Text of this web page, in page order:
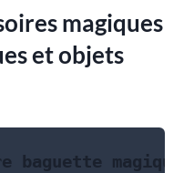
magiques
et objets
baguette magique